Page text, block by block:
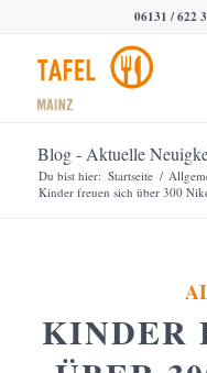
06131 / 622
Blog - Aktuelle
Du bist hier: Startseite /
Kinder freuen sich über 300
KINDER